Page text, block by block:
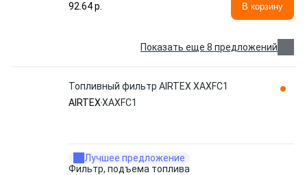
92.64 p.
В корзину
Показать еще 8 предложений
Топливный фильтр AIRTEX XAXFC1
AIRTEXXAXFC1
Лучшее предложение
Фильтр, подъема топлива